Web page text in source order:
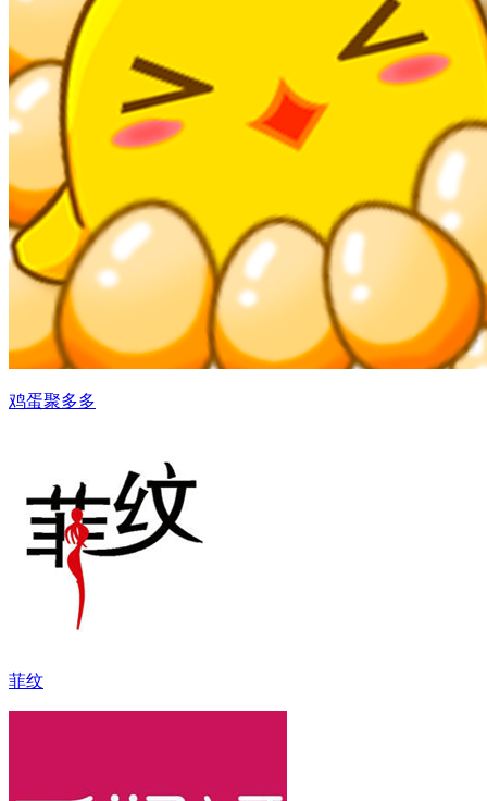
鸡蛋聚多多
菲纹